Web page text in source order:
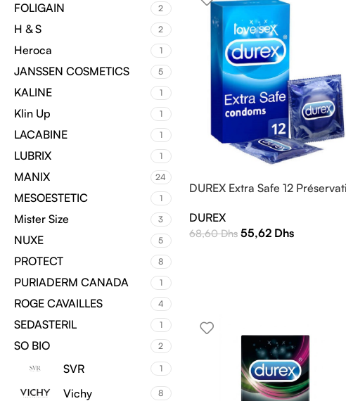
FOLIGAIN 2
H & S 2
Heroca 1
JANSSEN COSMETICS 5
KALINE 1
Klin Up 1
LACABINE 1
LUBRIX 1
MANIX 24
MESOESTETIC 1
Mister Size 3
NUXE 5
PROTECT 8
PURIADERM CANADA 1
ROGE CAVAILLES 4
SEDASTERIL 1
SO BIO 2
SVR 1
Vichy 8
DUREX Extra Safe 12
DUREX
68,60Dhs 55,62 Dhs